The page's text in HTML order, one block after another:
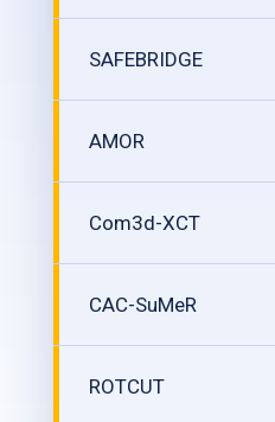
SAFEBRIDGE
AMOR
Com3d-XCT
CAC-SuMeR
ROTCUT